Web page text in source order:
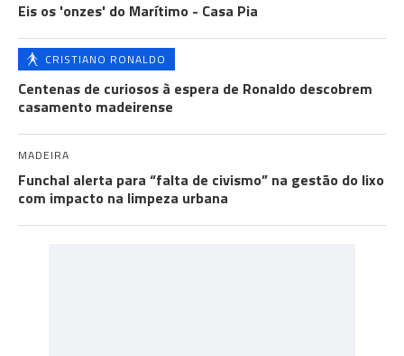
Eis os 'onzes' do Marítimo - Casa Pia
CRISTIANO RONALDO
Centenas de curiosos à espera de Ronaldo descobrem
casamento madeirense
MADEIRA
Funchal alerta para “falta de civismo” na gestão do lixo
com impacto na limpeza urbana